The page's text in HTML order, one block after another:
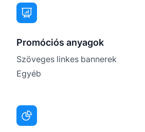
Promóciós anyagok
Szöveges linkes bannerek
Egyéb